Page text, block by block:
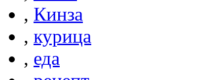
, Кинза
, курица
, еда